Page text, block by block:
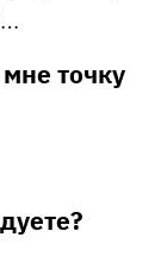
точку